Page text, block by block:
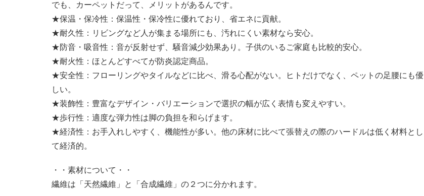
でも、カーペットだって、メリットがあるんです。
★保温・保冷性：保温性・保冷性に優れており、省エネに貢献。
★耐久性：リビングなど人が集まる場所にも、汚れにくい素材なら安心。
★防音・吸音性：音が反射せず、騒音減少効果あり。子供のいるご家庭も比較的安心。
★耐火性：ほとんどすべてが防炎認定商品。
★安全性：フローリングやタイルなどに比べ、滑る心配がない。ヒトだけでなく、ペットの足腰にも優
しい。
★装飾性：豊富なデザイン・バリエーションで選択の幅が広く表情も変えやすい。
★歩行性：適度な弾力性は脚の負担を和らげます。
★経済性：お手入れしやすく、機能性が多い。他の床材に比べて張替えの際のハードルは低く材料とし
て経済的。
・・素材について・・
繊維は「天然繊維」と「合成繊維」の２つに分かれます。